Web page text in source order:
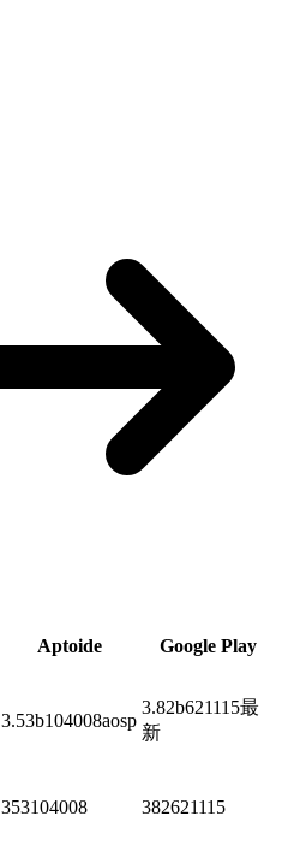
Aptoide
Google Play
3.53b104008aosp
3.82b621115最
新
353104008
382621115